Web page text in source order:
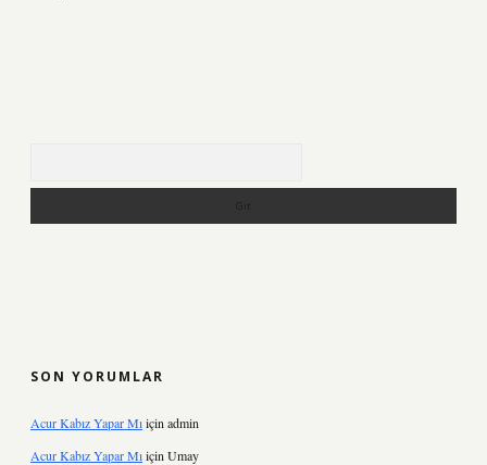
SON YORUMLAR
Acur Kabız Yapar Mıiçin admin
Acur Kabız Yapar Mıiçin Umay